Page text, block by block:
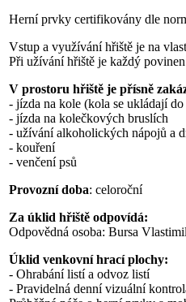
Herní prvky certifikovány dle
Vstup a využívání hřiště je na
Při užívání hřiště je každý
V prostoru hřiště je přísně
- jízda na kole (kola se ukládají
- jízda na kolečkových bruslích
- užívání alkoholických nápojů a
- kouření
- venčení psů
Provozní doba: celoroční
Za úklid hřiště odpovídá:
Odpovědná osoba: Bursa
Úklid venkovní hrací plochy:
- Ohrabání listí a odvoz listí
- Pravidelná denní vizuální